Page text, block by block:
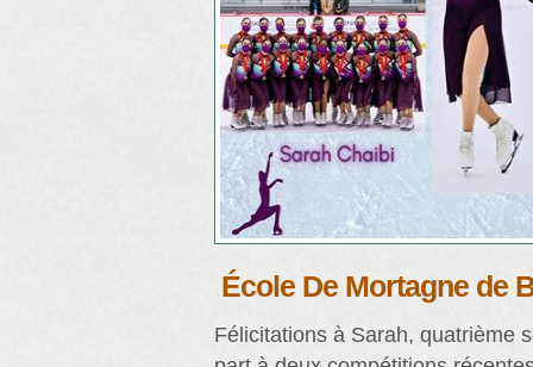
École De Mortagne de
Félicitations à Sarah, quatrième